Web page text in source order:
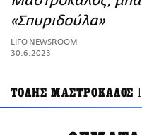
ΑΜΠΑ
PRINT
«Σπυριδούλα»
LIFO NEWSROOM
30.6.2023
ΤΟΛΗΣ ΜΑΣΤΡΟΚΑΛΟΣ